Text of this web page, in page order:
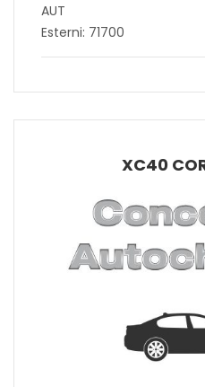
AUT
Esterni: 71700
XC40